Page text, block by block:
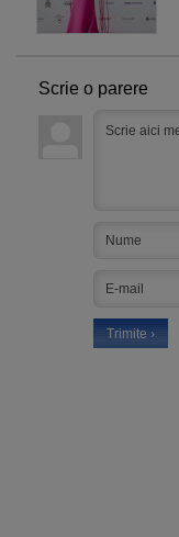
Scrie o parere